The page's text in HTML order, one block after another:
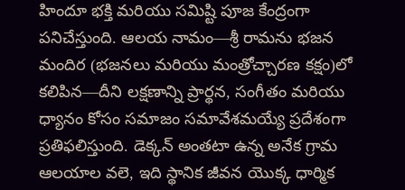
హిందూ భక్తి మరియు సమిష్టి పూజ కేంద్రంగా
పనిచేస్తుంది. ఆలయ నామం—శ్రీ రామను భజన
మందిర (భజనలు మరియు మంత్రోచ్చారణ కక్షం)లో
కలిపిన—దీని లక్షణాన్ని ప్రార్థన, సంగీతం మరియు
ధ్యానం కోసం సమాజం సమావేశమయ్యే ప్రదేశంగా
ప్రతిఫలిస్తుంది. డెక్కన్ అంతటా ఉన్న అనేక గ్రామ
ఆలయాల వలె, ఇది స్థానిక జీవన యొక్క ధార్మిక